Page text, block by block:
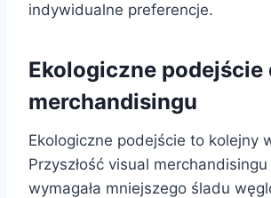
indywidualne preferencje.
Ekologiczne podejście
merchandisingu
Ekologiczne podejście to kolejny
Przyszłość visual
wymagała mniejszego śladu